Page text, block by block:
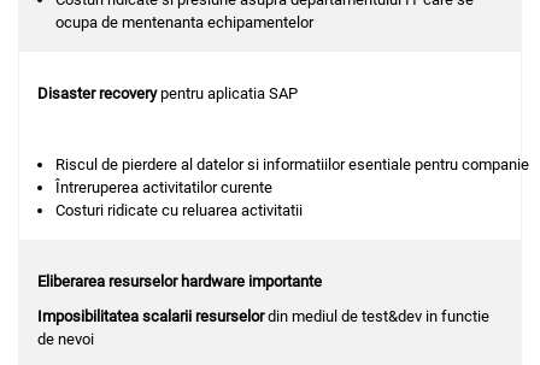
ocupa de mentenanta echipamentelor
Disaster recoverypentru aplicatia SAP
Riscul de pierdere al datelor si informatiilor esentiale pentru companie
Întreruperea activitatilor curente
Costuri ridicate cu reluarea activitatii
Eliberarea resurselor hardware importante
Imposibilitatea scalarii resurselordin mediul de test&dev in functie
de nevoi